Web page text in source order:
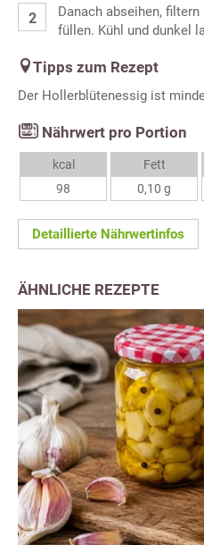
Danach abseihen,
füllen. Kühl und dunkel
Tipps zum Rezept
Der Hollerblütenessig ist
Nährwert pro Portion
kcal
98
Fett
0,10 g
Detaillierte Nährwertinfos
ÄHNLICHE REZEPTE